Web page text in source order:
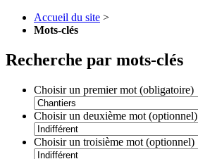
Accueil du site >
Mots-clés
Recherche par mots-clés
Choisir un premier mot (obligatoire)
Choisir un deuxième mot (optionnel)
Choisir un troisième mot (optionnel)